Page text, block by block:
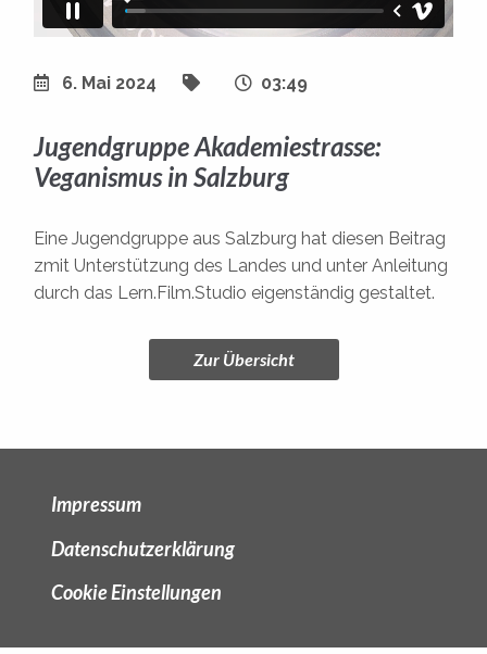
Eine Jugendgruppe aus Salzburg hat diesen Beitrag
zmit Unterstützung des Landes und unter Anleitung
durch das Lern.Film.Studio eigenständig gestaltet.
Zur Übersicht
6. Mai 2024 03:49
Jugendgruppe Akademiestrasse:
Veganismus in Salzburg
Impressum
Datenschutzerklärung
Cookie Einstellungen